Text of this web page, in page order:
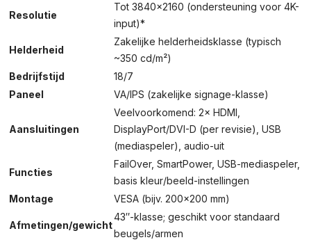
Resolutie
Tot 3840×2160 (ondersteuning voor 4K-
input)*
Helderheid
Zakelijke helderheidsklasse (typisch
~350 cd/m²)
Bedrijfstijd
18/7
Paneel
VA/IPS (zakelijke signage-klasse)
Aansluitingen
Veelvoorkomend: 2× HDMI,
DisplayPort/DVI-D (per revisie), USB
(mediaspeler), audio-uit
Functies
FailOver, SmartPower, USB-mediaspeler,
basis kleur/beeld-instellingen
Montage
VESA (bijv. 200×200 mm)
Afmetingen/gewicht
43″-klasse; geschikt voor standaard
beugels/armen